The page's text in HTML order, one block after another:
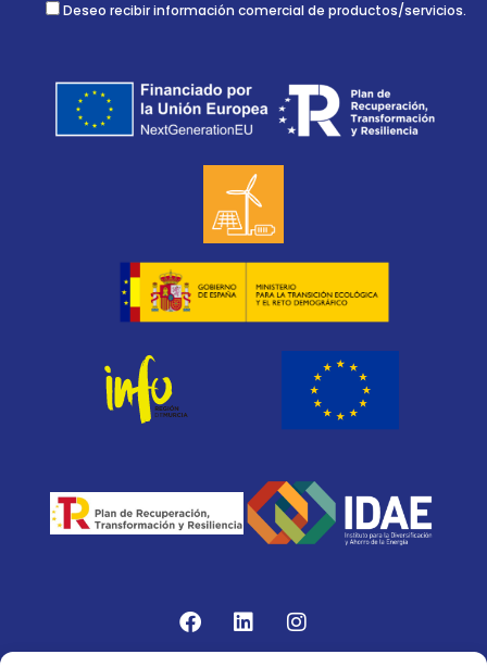
Deseo recibir información comercial de productos/servicios.